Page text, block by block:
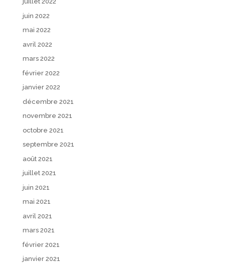
juin 2022
mai 2022
avril 2022
mars 2022
février 2022
janvier 2022
décembre 2021
novembre 2021
octobre 2021
septembre 2021
août 2021
juillet 2021
juin 2021
mai 2021
avril 2021
mars 2021
février 2021
janvier 2021